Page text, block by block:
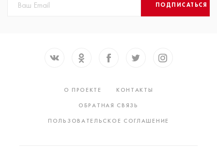
ПОДПИСАТЬСЯ
О ПРОЕКТЕ
КОНТАКТЫ
ОБРАТНАЯ СВЯЗЬ
ПОЛЬЗОВАТЕЛЬСКОЕ СОГЛАШЕНИЕ